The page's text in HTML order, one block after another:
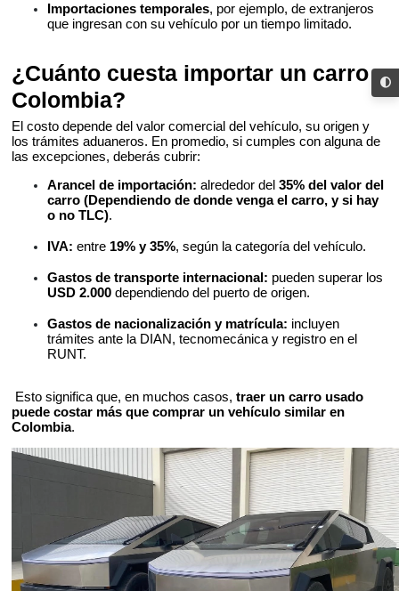
Importaciones temporales, por ejemplo, de extranjeros
que ingresan con su vehículo por un tiempo limitado.
¿Cuánto cuesta importar un carro a
Colombia?
El costo depende del valor comercial del vehículo, su origen y
los trámites aduaneros. En promedio, si cumples con alguna de
las excepciones, deberás cubrir:
Arancel de importación: alrededor del 35% del valor del
carro (Dependiendo de donde venga el carro, y si hay
o no TLC).
IVA: entre 19% y 35%, según la categoría del vehículo.
Gastos de transporte internacional: pueden superar los
USD 2.000dependiendo del puerto de origen.
Gastos de nacionalización y matrícula: incluyen
trámites ante la DIAN, tecnomecánica y registro en el
RUNT.
Esto significa que, en muchos casos, traer un carro usado
puede costar más que comprar un vehículo similar en
Colombia.